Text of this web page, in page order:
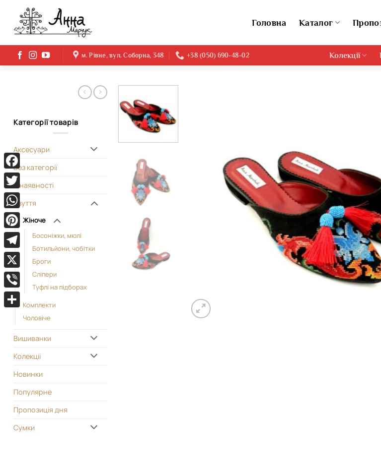
content
Головна Каталог
м. Рівне, вул. Соборна, 348 +38 (050) 690-48-02 Колекції
Категорії товарів
Аксесуари
Без категорії
В наявності
Взуття
Жіноче
Босоніжки, мюлі
Ботильйони, чобітки
Броги
Сліпери
Туфлі на підборах
Комплекти
Чоловіче
Вишиванки
Колекціі
Новинки
Популярне
Пропозиція дня
Сумки
Facebook
Twitter
WhatsApp
Pinterest
Telegram
X
Viber
Поділитися